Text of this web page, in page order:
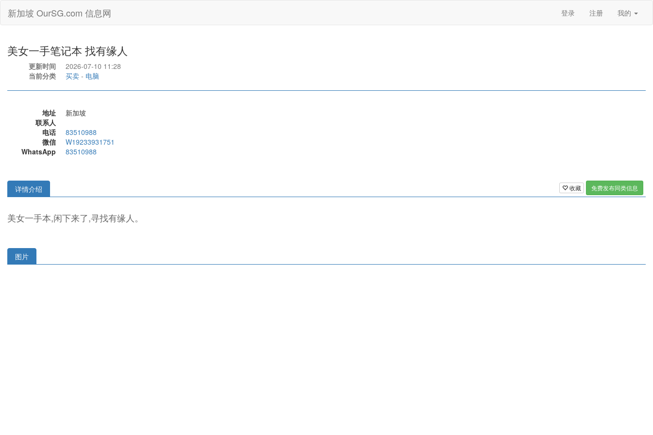
新加坡 OurSG.com 信息网 登录 注册 我的
美女一手笔记本 找有缘人
更新时间
2026-07-10 11:28
当前分类
买卖 - 电脑
地址
新加坡
联系人
电话
83510988
微信
W19233931751
WhatsApp
83510988
收藏 免费发布同类信息
详情介绍
美女一手本,闲下来了,寻找有缘人。
图片